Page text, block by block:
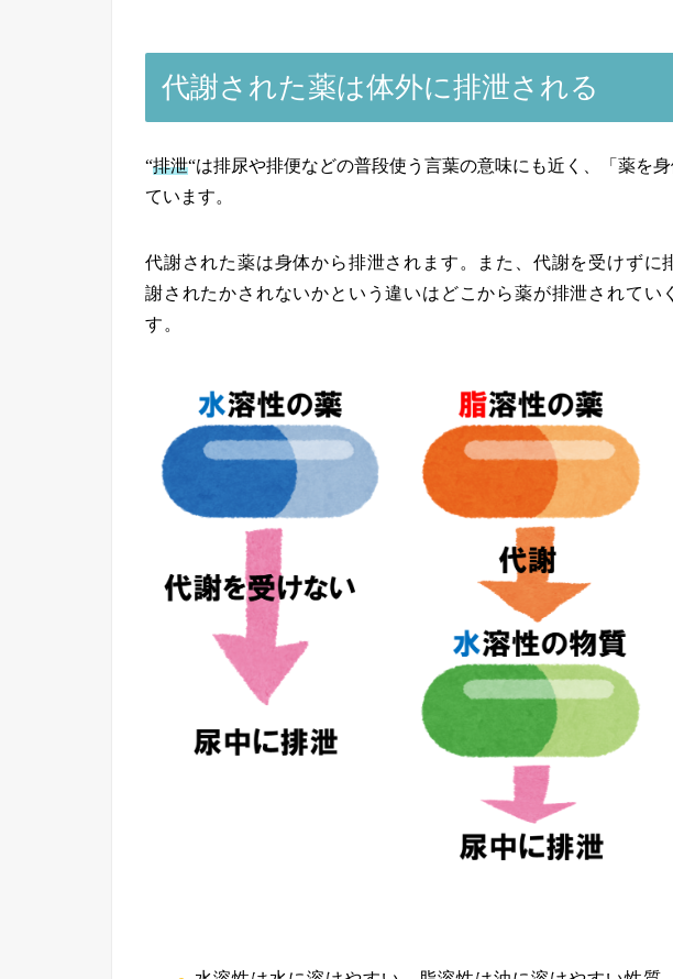
代謝された薬は体外に排泄される
“排泄“は排尿や排便などの普段使う言葉の意味にも近く、「薬を
ています。
代謝された薬は身体から排泄されます。また、代謝を受けずに
謝されたかされないかという違いはどこから薬が排泄されてい
す。